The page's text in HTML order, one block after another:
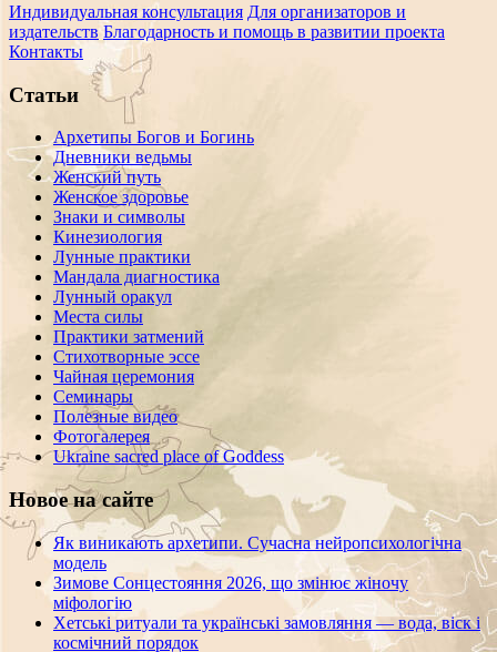
Индивидуальная консультация Для организаторов и
издательств Благодарность и помощь в развитии проекта
Контакты
Статьи
Архетипы Богов и Богинь
Дневники ведьмы
Женский путь
Женское здоровье
Знаки и символы
Кинезиология
Лунные практики
Мандала диагностика
Лунный оракул
Места силы
Практики затмений
Стихотворные эссе
Чайная церемония
Семинары
Полезные видео
Фотогалерея
Ukraine sacred place of Goddess
Новое на сайте
Як виникають архетипи. Сучасна нейропсихологічна
модель
Зимове Сонцестояння 2026, що змінює жіночу
міфологію
Хетські ритуали та українські замовляння — вода, віск і
космічний порядок